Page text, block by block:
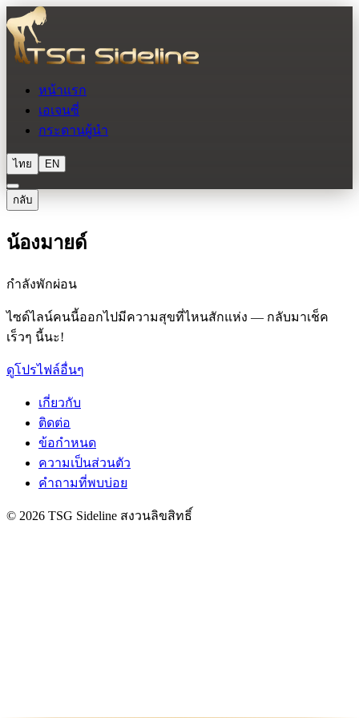
หน้าแรก
เอเจนซี่
กระดานผู้นำ
ไทย EN
กลับ
น้องมายด์
กำลังพักผ่อน
ไซด์ไลน์คนนี้ออกไปมีความสุขที่ไหนสักแห่ง — กลับมาเช็ค
เร็วๆ นี้นะ!
ดูโปรไฟล์อื่นๆ
เกี่ยวกับ
ติดต่อ
ข้อกำหนด
ความเป็นส่วนตัว
คำถามที่พบบ่อย
© 2026 TSG Sideline สงวนลิขสิทธิ์